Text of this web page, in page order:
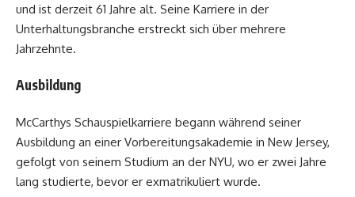
und ist derzeit 61 Jahre alt. Seine Karriere in der
Unterhaltungsbranche erstreckt sich über mehrere
Jahrzehnte.
Ausbildung
McCarthys Schauspielkarriere begann während seiner
Ausbildung an einer Vorbereitungsakademie in New Jersey,
gefolgt von seinem Studium an der NYU, wo er zwei Jahre
lang studierte, bevor er exmatrikuliert wurde.